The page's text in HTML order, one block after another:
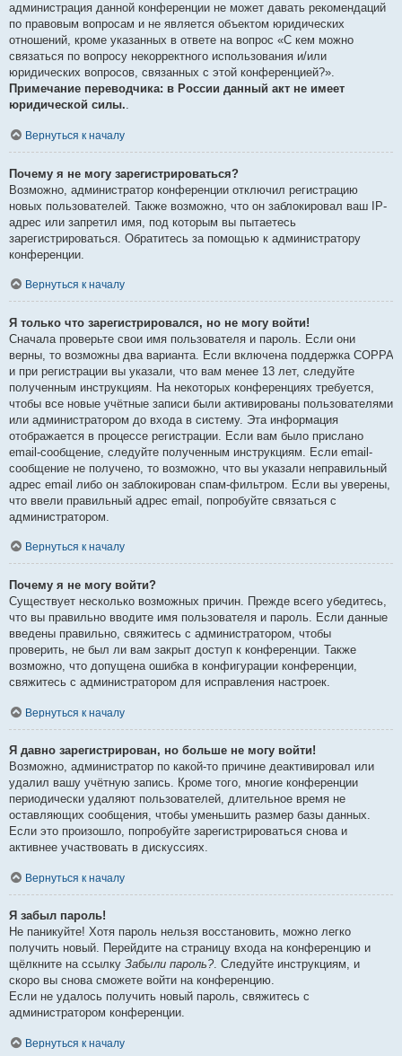
администрация данной конференции не может давать рекомендаций
по правовым вопросам и не является объектом юридических
отношений, кроме указанных в ответе на вопрос «С кем можно
связаться по вопросу некорректного использования и/или
юридических вопросов, связанных с этой конференцией?».
Примечание переводчика: в России данный акт не имеет
юридической силы..
Вернуться к началу
Почему я не могу зарегистрироваться?
Возможно, администратор конференции отключил регистрацию
новых пользователей. Также возможно, что он заблокировал ваш IP-
адрес или запретил имя, под которым вы пытаетесь
зарегистрироваться. Обратитесь за помощью к администратору
конференции.
Вернуться к началу
Я только что зарегистрировался, но не могу войти!
Сначала проверьте свои имя пользователя и пароль. Если они
верны, то возможны два варианта. Если включена поддержка COPPA
и при регистрации вы указали, что вам менее 13 лет, следуйте
полученным инструкциям. На некоторых конференциях требуется,
чтобы все новые учётные записи были активированы пользователями
или администратором до входа в систему. Эта информация
отображается в процессе регистрации. Если вам было прислано
email-сообщение, следуйте полученным инструкциям. Если email-
сообщение не получено, то возможно, что вы указали неправильный
адрес email либо он заблокирован спам-фильтром. Если вы уверены,
что ввели правильный адрес email, попробуйте связаться с
администратором.
Вернуться к началу
Почему я не могу войти?
Существует несколько возможных причин. Прежде всего убедитесь,
что вы правильно вводите имя пользователя и пароль. Если данные
введены правильно, свяжитесь с администратором, чтобы
проверить, не был ли вам закрыт доступ к конференции. Также
возможно, что допущена ошибка в конфигурации конференции,
свяжитесь с администратором для исправления настроек.
Вернуться к началу
Я давно зарегистрирован, но больше не могу войти!
Возможно, администратор по какой-то причине деактивировал или
удалил вашу учётную запись. Кроме того, многие конференции
периодически удаляют пользователей, длительное время не
оставляющих сообщения, чтобы уменьшить размер базы данных.
Если это произошло, попробуйте зарегистрироваться снова и
активнее участвовать в дискуссиях.
Вернуться к началу
Я забыл пароль!
Не паникуйте! Хотя пароль нельзя восстановить, можно легко
получить новый. Перейдите на страницу входа на конференцию и
щёлкните на ссылку Забыли пароль?. Следуйте инструкциям, и
скоро вы снова сможете войти на конференцию.
Если не удалось получить новый пароль, свяжитесь с
администратором конференции.
Вернуться к началу